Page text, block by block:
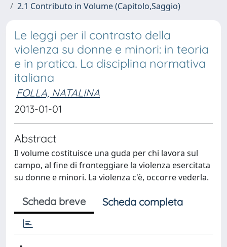
2.1 Contributo in Volume (Capitolo,Saggio)
Le leggi per il contrasto della
violenza su donne e minori: in teoria
e in pratica. La disciplina normativa
italiana
FOLLA, NATALINA
2013-01-01
Abstract
Il volume costituisce una guda per chi lavora sul
campo, al fine di fronteggiare la violenza esercitata
su donne e minori. La violenza c'è, occorre vederla.
Scheda breve Scheda completa